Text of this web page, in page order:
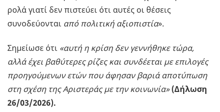
ρολά γιατί δεν πιστεύει ότι αυτές οι θέσεις
συνοδεύονται από πολιτική αξιοπιστία».
Σημείωσε ότι «αυτή η κρίση δεν γεννήθηκε τώρα,
αλλά έχει βαθύτερες ρίζες και συνδέεται με επιλογές
προηγούμενων ετών που άφησαν βαριά αποτύπωση
στη σχέση της Αριστεράς με την κοινωνία»(Δήλωση
26/03/2026).